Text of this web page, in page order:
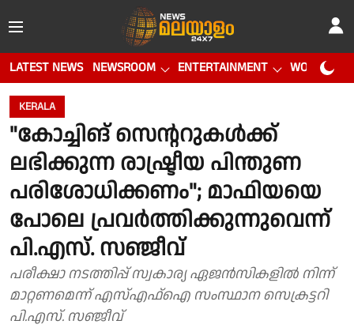
LATEST NEWS NEWSROOM ENTERTAINMENT WORLD CUP
KERALA
"കോച്ചിങ് സെൻ്ററുകൾക്ക്
ലഭിക്കുന്ന രാഷ്ട്രീയ പിന്തുണ
പരിശോധിക്കണം"; മാഫിയയെ
പോലെ പ്രവർത്തിക്കുന്നുവെന്ന്
പി.എസ്. സഞ്ജീവ്
പരീക്ഷാ നടത്തിപ്പ് സ്വകാര്യ ഏജൻസികളിൽ നിന്ന്
മാറ്റണമെന്ന് എസ്എഫ്ഐ സംസ്ഥാന സെക്രട്ടറി
പി.എസ്. സഞ്ജീവ്